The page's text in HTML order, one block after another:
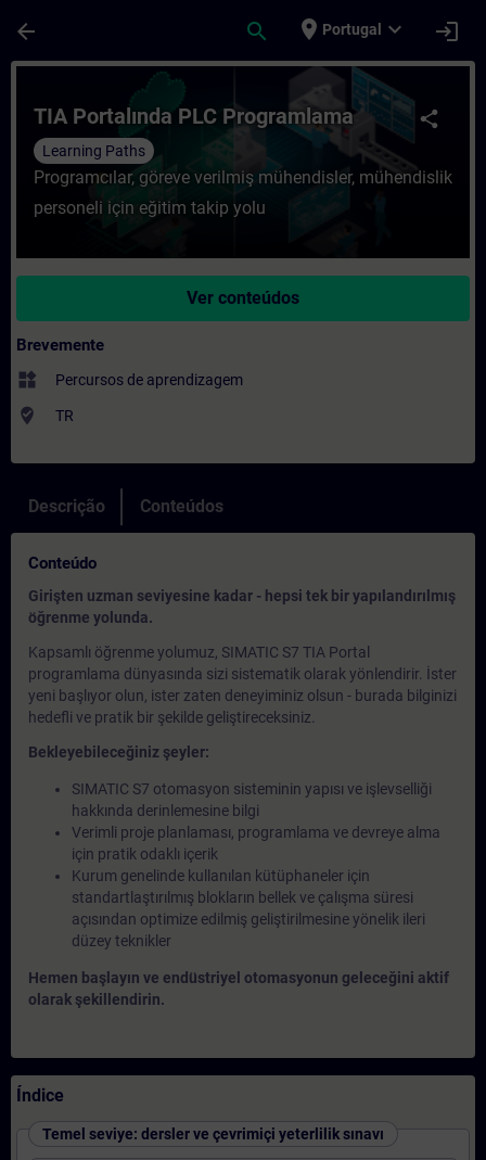
arrow_back search place Portugal expand_more login
Curso - TIA Portalında PLC
share
TIA Portalında PLC Programlama
Learning Paths
Programcılar, göreve verilmiş mühendisler, mühendislik
personeli için eğitim takip yolu
Ver conteúdos
Brevemente
widgets Percursos de aprendizagem
where_to_vote TR
Descrição Conteúdos
Conteúdo
Girişten uzman seviyesine kadar - hepsi tek bir yapılandırılmış
öğrenme yolunda.
Kapsamlı öğrenme yolumuz, SIMATIC S7 TIA Portal
programlama dünyasında sizi sistematik olarak yönlendirir. İster
yeni başlıyor olun, ister zaten deneyiminiz olsun - burada bilginizi
hedefli ve pratik bir şekilde geliştireceksiniz.
Bekleyebileceğiniz şeyler:
SIMATIC S7 otomasyon sisteminin yapısı ve işlevselliği
hakkında derinlemesine bilgi
Verimli proje planlaması, programlama ve devreye alma
için pratik odaklı içerik
Kurum genelinde kullanılan kütüphaneler için
standartlaştırılmış blokların bellek ve çalışma süresi
açısından optimize edilmiş geliştirilmesine yönelik ileri
düzey teknikler
Hemen başlayın ve endüstriyel otomasyonun geleceğini aktif
olarak şekillendirin.
Índice
Temel seviye: dersler ve çevrimiçi yeterlilik sınavı